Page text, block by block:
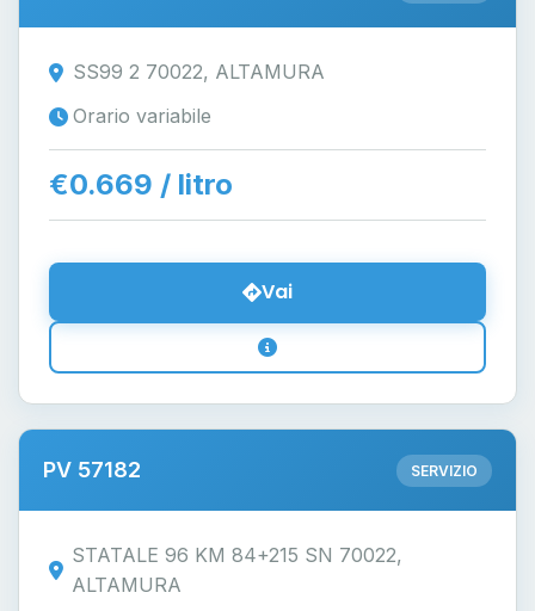
SS99 2 70022, ALTAMURA
Orario variabile
€0.669 / litro
Vai
PV 57182 SERVIZIO
STATALE 96 KM 84+215 SN 70022,
ALTAMURA